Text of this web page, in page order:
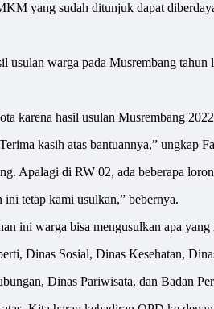
yang sudah ditunjuk dapat
usulan warga pada Musrembang
karena hasil usulan Musrembang
kasih atas bantuannya,” ungkap
Apalagi di RW 02, ada beberapa
tetap kami usulkan,” bebernya.
ini warga bisa mengusulkan apa
Dinas Sosial, Dinas Kesehatan,
Dinas Pariwisata, dan Badan